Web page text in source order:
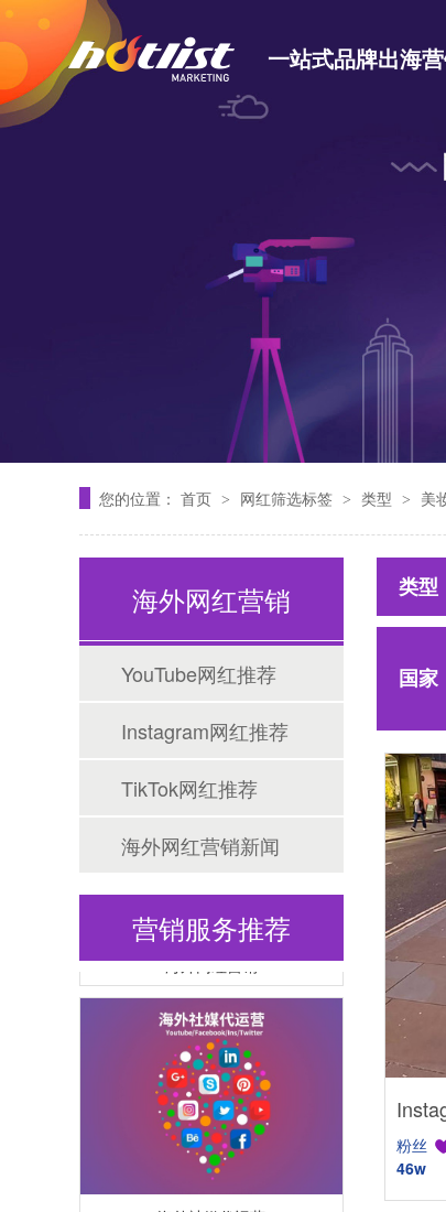
一站式品牌出海
您的位置： 首页 > 网红筛选标签 > 类型 > 美
类型
国家
粉丝
46w
海外网红营销
YouTube网红推荐
Instagram网红推荐
TikTok网红推荐
海外网红营销新闻
营销服务推荐
海外网红营销
海外社媒代运营